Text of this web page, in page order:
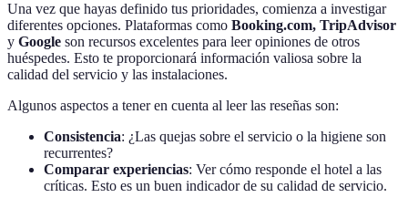
Una vez que hayas definido tus prioridades, comienza a investigar
diferentes opciones. Plataformas como Booking.com, TripAdvisor
y Google son recursos excelentes para leer opiniones de otros
huéspedes. Esto te proporcionará información valiosa sobre la
calidad del servicio y las instalaciones.
Algunos aspectos a tener en cuenta al leer las reseñas son:
Consistencia: ¿Las quejas sobre el servicio o la higiene son
recurrentes?
Comparar experiencias: Ver cómo responde el hotel a las
críticas. Esto es un buen indicador de su calidad de servicio.